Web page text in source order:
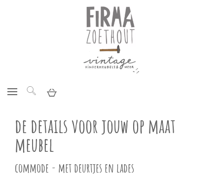
de details voor jouw op maat
meubel
commode - met deurtjes en lades